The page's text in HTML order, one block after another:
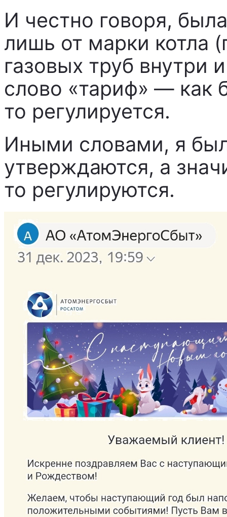
И честно говоря,
лишь от марки котла
газовых труб
слово «тариф» — как
то регулируется.
Иными словами, я
утверждаются, а
то регулируются.